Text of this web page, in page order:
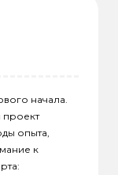
начала.
проект
опыта,
к